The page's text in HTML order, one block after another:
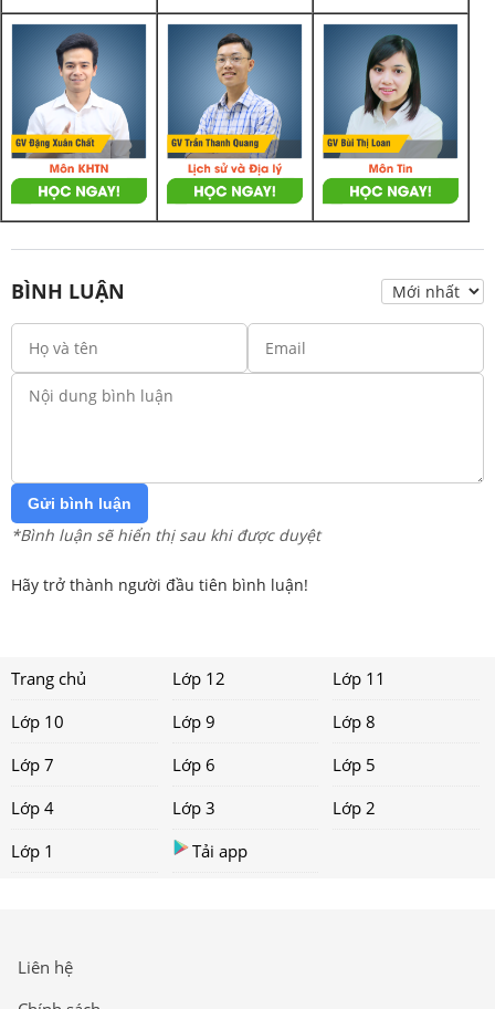
BÌNH LUẬN
Gửi bình luận
*Bình luận sẽ hiển thị sau khi được duyệt
Hãy trở thành người đầu tiên bình luận!
Trang chủ Lớp 12
Lớp 11
Lớp 10
Lớp 9
Lớp 8
Lớp 7
Lớp 6
Lớp 5
Lớp 4
Lớp 3
Lớp 2
Lớp 1
Tải app
Liên hệ